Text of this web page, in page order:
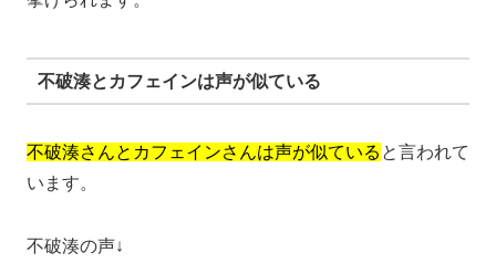
不破湊とカフェインは声が似ている
不破湊さんとカフェインさんは声が似ている と言われて
います。
不破湊の声↓